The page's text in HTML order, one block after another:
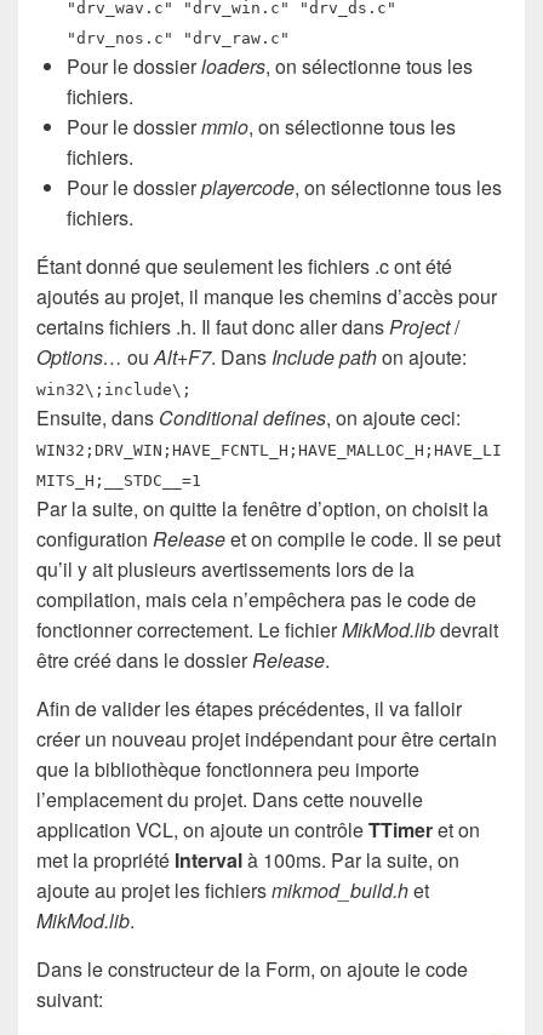
"drv_wav.c" "drv_win.c" "drv_ds.c"
"drv_nos.c" "drv_raw.c"
Pour le dossierloaders, on sélectionne tous les
fichiers.
Pour le dossiermmio, on sélectionne tous les
fichiers.
Pour le dossierplayercode, on sélectionne tous les
fichiers.
Étant donné que seulement les fichiers .c ont été
ajoutés au projet, il manque les chemins d’accès pour
certains fichiers .h. Il faut donc aller dansProject/
Options… ouAlt+F7. Dans Include pathon ajoute:
win32\;include\;
Ensuite, dans Conditional defines, on ajoute ceci:
WIN32;DRV_WIN;HAVE_FCNTL_H;HAVE_MALLOC_H;HAVE_LI
MITS_H;__STDC__=1
Par la suite, on quitte la fenêtre d’option, on choisit la
configuration Releaseet on compile le code. Il se peut
qu’il y ait plusieurs avertissements lors de la
compilation, mais cela n’empêchera pas le code de
fonctionner correctement. Le fichierMikMod.libdevrait
être créé dans le dossierRelease.
Afin de valider les étapes précédentes, il va falloir
créer un nouveau projet indépendant pour être certain
que la bibliothèque fonctionnera peu importe
l’emplacement du projet. Dans cette nouvelle
application VCL, on ajoute un contrôleTTimeret on
met la propriété Intervalà 100ms. Par la suite, on
ajoute au projet les fichiersmikmod_build.het
MikMod.lib.
Dans le constructeur de la Form, on ajoute le code
suivant: